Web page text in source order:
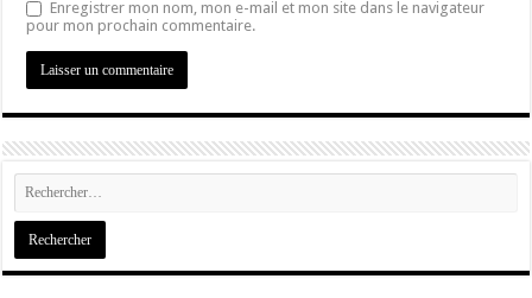
Enregistrer mon nom, mon e-mail et mon site dans le navigateur
pour mon prochain commentaire.